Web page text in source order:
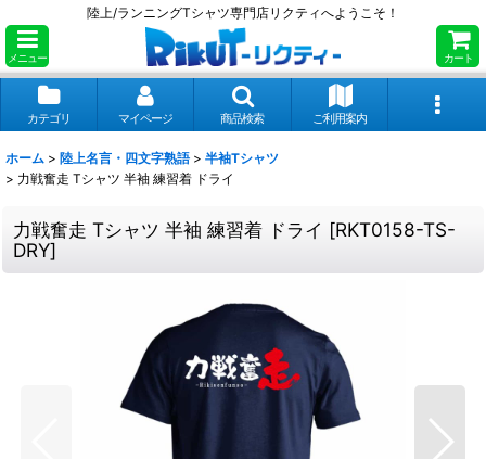
陸上/ランニングTシャツ専門店リクティへようこそ！
メニュー カート
カテゴリ マイページ 商品検索 ご利用案内
ホーム > 陸上名言・四文字熟語 > 半袖Tシャツ
> 力戦奮走 Tシャツ 半袖 練習着 ドライ
力戦奮走 Tシャツ 半袖 練習着 ドライ [RKT0158-TS-
DRY]